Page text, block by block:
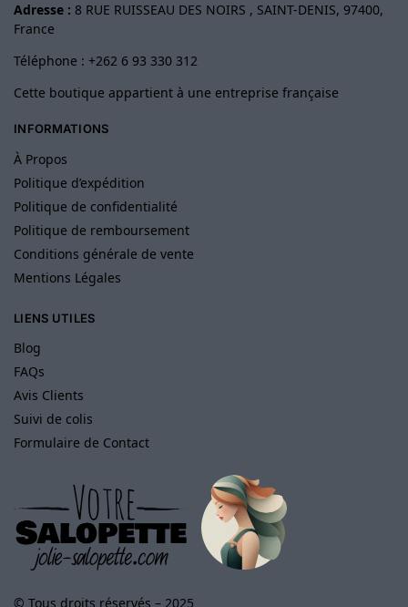
Adresse : 8 RUE RUISSEAU DES NOIRS , SAINT-DENIS, 97400,
France
Téléphone : +262 6 93 330 312
Cette boutique appartient à une entreprise française
INFORMATIONS
À Propos
Politique d’expédition
Politique de confidentialité
Politique de remboursement
Conditions générale de vente
Mentions Légales
LIENS UTILES
Blog
FAQs
Avis Clients
Suivi de colis
Formulaire de Contact
© Tous droits réservés – 2025